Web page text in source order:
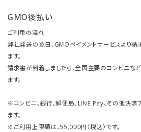
GMO後払い
ご利用の流れ
弊社発送の翌日、GMOペイメントサービスより
ます。
請求書が到着しましたら、全国主要のコンビニな
ます。
※コンビニ、銀行、郵便局、LINE Pay、その他決
ます。
※ご利用上限額は、55,000円（税込）です。